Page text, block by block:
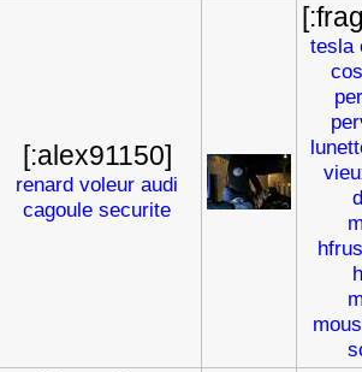
[:alex91150]
renard voleur audi
cagoule securite
tesla